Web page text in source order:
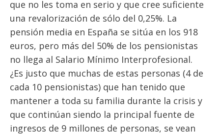
que no les toma en serio y que cree suficiente
una revalorización de sólo del 0,25%. La
pensión media en España se sitúa en los 918
euros, pero más del 50% de los pensionistas
no llega al Salario Mínimo Interprofesional.
¿Es justo que muchas de estas personas (4 de
cada 10 pensionistas) que han tenido que
mantener a toda su familia durante la crisis y
que continúan siendo la principal fuente de
ingresos de 9 millones de personas, se vean